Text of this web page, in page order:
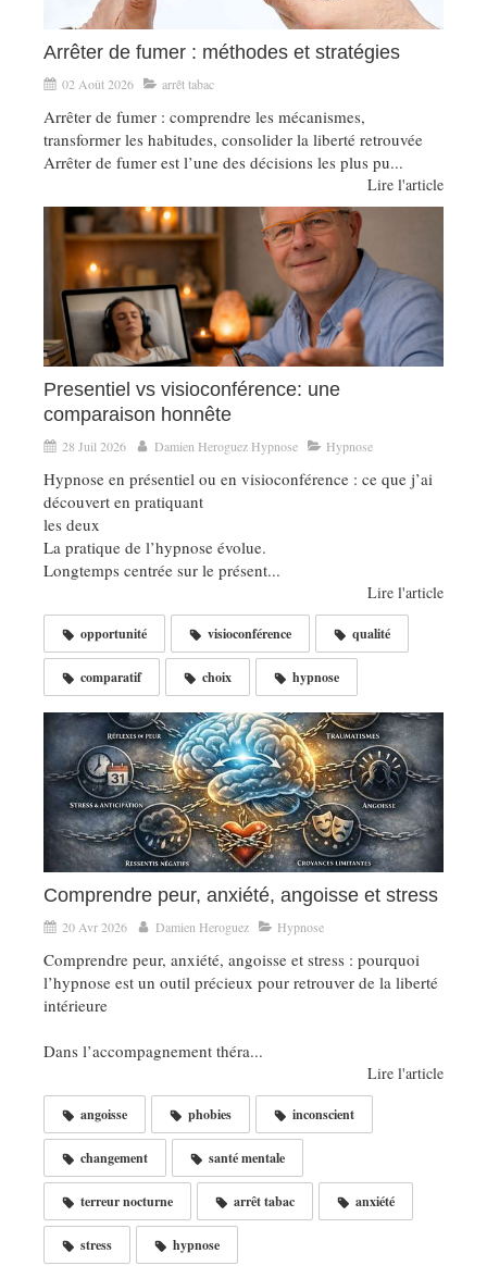
Arrêter de fumer : méthodes et stratégies
02 Août 2026 arrêt tabac
Arrêter de fumer : comprendre les mécanismes,
transformer les habitudes, consolider la liberté retrouvée
Arrêter de fumer est l’une des décisions les plus pu...
Lire l'article
Presentiel vs visioconférence: une
comparaison honnête
28 Juil 2026 Damien Heroguez Hypnose Hypnose
Hypnose en présentiel ou en visioconférence : ce que j’ai
découvert en pratiquant
les deux
La pratique de l’hypnose évolue.
Longtemps centrée sur le présent...
Lire l'article
opportunité visioconférence qualité
comparatif choix hypnose
Comprendre peur, anxiété, angoisse et stress
20 Avr 2026 Damien Heroguez Hypnose
Comprendre peur, anxiété, angoisse et stress : pourquoi
l’hypnose est un outil précieux pour retrouver de la liberté
intérieure
Dans l’accompagnement théra...
Lire l'article
angoisse phobies inconscient
changement santé mentale
terreur nocturne arrêt tabac anxiété
stress hypnose